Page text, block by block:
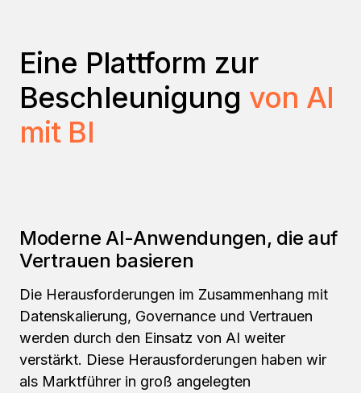
Eine Plattform zur
Beschleunigung von AI
mit BI
Moderne AI-Anwendungen, die auf
Vertrauen basieren
Die Herausforderungen im Zusammenhang mit
Datenskalierung, Governance und Vertrauen
werden durch den Einsatz von AI weiter
verstärkt. Diese Herausforderungen haben wir
als Marktführer in groß angelegten